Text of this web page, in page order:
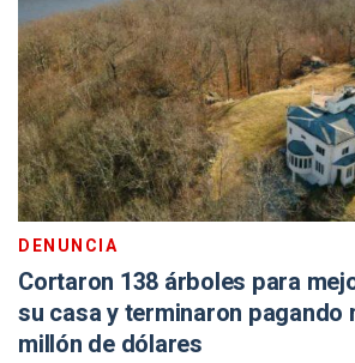
DENUNCIA
Cortaron 138 árboles para
su casa y terminaron pagando
millón de dólares